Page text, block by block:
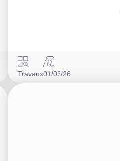
Travaux01/03/26